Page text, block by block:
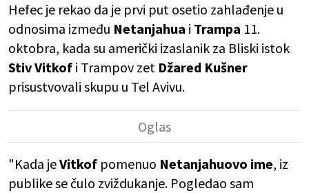
Hefec je rekao da je prvi put osetio zahlađenje u
odnosima između Netanjahua i Trampa 11.
oktobra, kada su američki izaslanik za Bliski istok
Stiv Vitkof i Trampov zet Džared Kušner
prisustvovali skupu u Tel Avivu.
"Kada jeVitkof pomenuo Netanjahuovo ime, iz
publike se čulo zviždukanje. Pogledao sam